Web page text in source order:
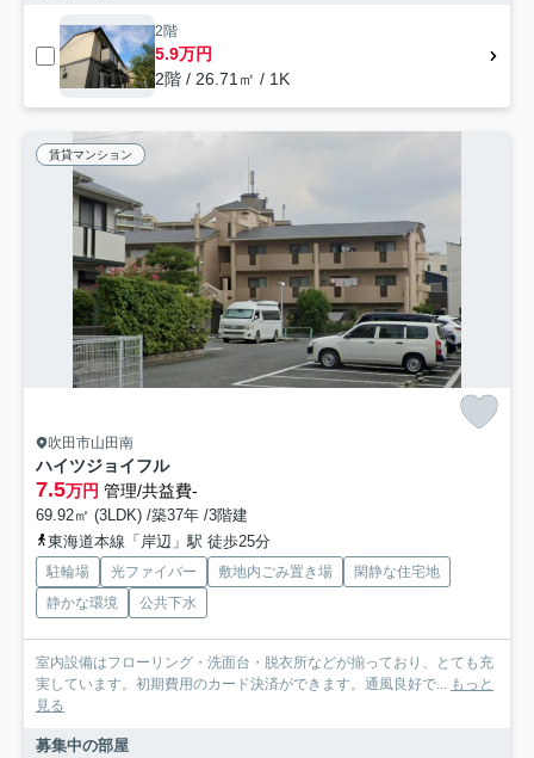
2階
5.9万円
2階 / 26.71㎡ / 1K
賃貸マンション
吹田市山田南
ハイツジョイフル
7.5万円 管理/共益費-
69.92㎡ (3LDK) /築37年 /3階建
東海道本線「岸辺」駅 徒歩25分
駐輪場 光ファイバー 敷地内ごみ置き場
閑静な住宅地
静かな環境
公共下水
室内設備はフローリング・洗面台・脱衣所などが揃っており、とても充
実しています。初期費用のカード決済ができます。通風良好で... もっと
見る
募集中の部屋